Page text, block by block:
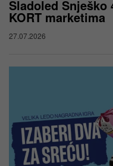
Sladoled Snješko
KORT marketima
27.07.2026